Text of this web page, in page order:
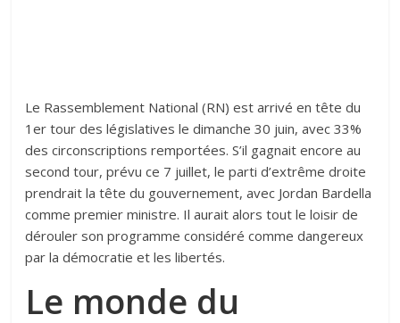
Le Rassemblement National (RN) est arrivé en tête du
1er tour des législatives le dimanche 30 juin, avec 33%
des circonscriptions remportées. S’il gagnait encore au
second tour, prévu ce 7 juillet, le parti d’extrême droite
prendrait la tête du gouvernement, avec Jordan Bardella
comme premier ministre. Il aurait alors tout le loisir de
dérouler son programme considéré comme dangereux
par la démocratie et les libertés.
Le monde du